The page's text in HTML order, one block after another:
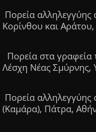
Πορεία
Κορίνθου και
Πορεία στα γραφεία
Λέσχη Νέας Σμύρνης,
Πορεία αλληλεγγύης
(Καμάρα), Πάτρα,